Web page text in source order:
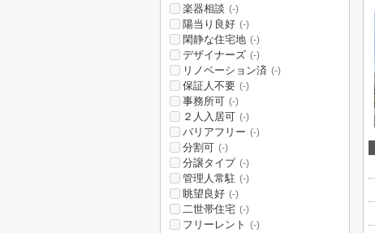
楽器相談 (-)
陽当り良好 (-)
閑静な住宅地 (-)
デザイナーズ (-)
リノベーション済 (-)
保証人不要 (-)
事務所可 (-)
２人入居可 (-)
バリアフリー (-)
分割可 (-)
分譲タイプ (-)
管理人常駐 (-)
眺望良好 (-)
二世帯住宅 (-)
フリーレント (-)